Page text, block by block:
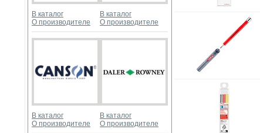
В каталог
О производителе
В каталог
О производителе
В каталог
О производителе
В каталог
О производителе